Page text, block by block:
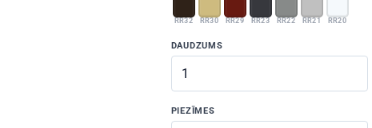
RR32 RR30 RR29 RR23 RR22 RR21 RR20
DAUDZUMS
PIEZĪMES